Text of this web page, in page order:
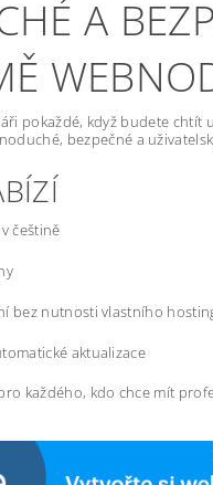
A
pokaždé, když budete
bezpečné a
češtině
bez nutnosti vlastního
aktualizace
každého, kdo chce mít